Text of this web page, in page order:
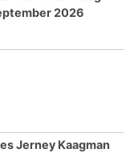
2026
Jerney Kaagman